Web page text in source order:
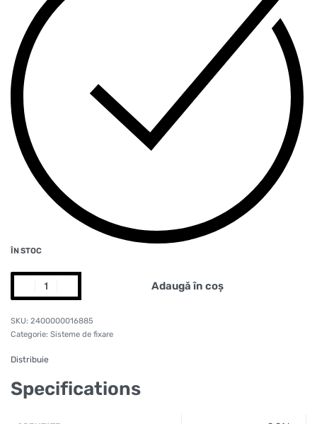
ÎN STOC
Adaugă în coș
2400000016885
Categorie: Sisteme de fixare
Distribuie
Specifications